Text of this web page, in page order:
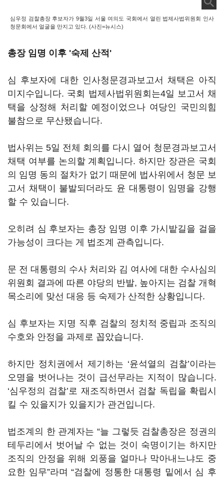
심우정 검찰총장 후보자가 9월3일 서울 여의도 국회에서 열린 법제사법위원회 인사
청문회에서 얼굴을 만지고 있다. (사진=뉴시스)
총장 임명 이후 '숙제 산적'
심 후보자에 대한 인사청문경과보고서 채택은 아직
미지수입니다. 국회 법제사법위원회는4일 보고서 채
택을 상정해 처리할 예정이었으나 여당인 국민의힘
불참으로 무산됐습니다.
법사위는 5일 전체 회의를 다시 열어 청문경과보고서
채택 여부를 논의할 계획입니다. 하지만 장관은 국회
의 임명 동의 절차가 없기 때문에 법사위에서 청문 보
고서 채택이 불발되더라도 윤 대통령이 임명을 강행
할 수 있습니다.
오히려 심 후보자는 총장 임명 이후 가시밭길을 걸을
가능성이 크다는 게 법조계 관측입니다.
문 전 대통령의 수사 처리와 김 여사에 대한 수사심의
위원회 결과에 따른 야당의 반발, 높아지는 검찰 개혁
목소리에 맞선 대응 등 숙제가 산적한 상황입니다.
심 후보자는 지명 직후 검찰의 정치적 중립과 조직의
수호와 안정을 과제로 꼽았습니다.
하지만 정치권에서 제기하는 ‘윤석열의 검찰’이라는
오명을 벗어나는 것이 급선무라는 지적이 많습니다.
‘심우정의 검찰’로 재조직하면서 검찰 독립을 확립시
킬 수 있을지가 있을지가 관건입니다.
법조계의 한 관계자는 “늘 그렇듯 검찰총장은 정권의
테두리에서 벗어날 수 없는 것이 숙명이기는 하지만
조직의 안정을 위해 외풍을 얼마나 막아내느냐도 중
요한 임무”라며 “검찰에 정통한 대통령 밑에서 심 후